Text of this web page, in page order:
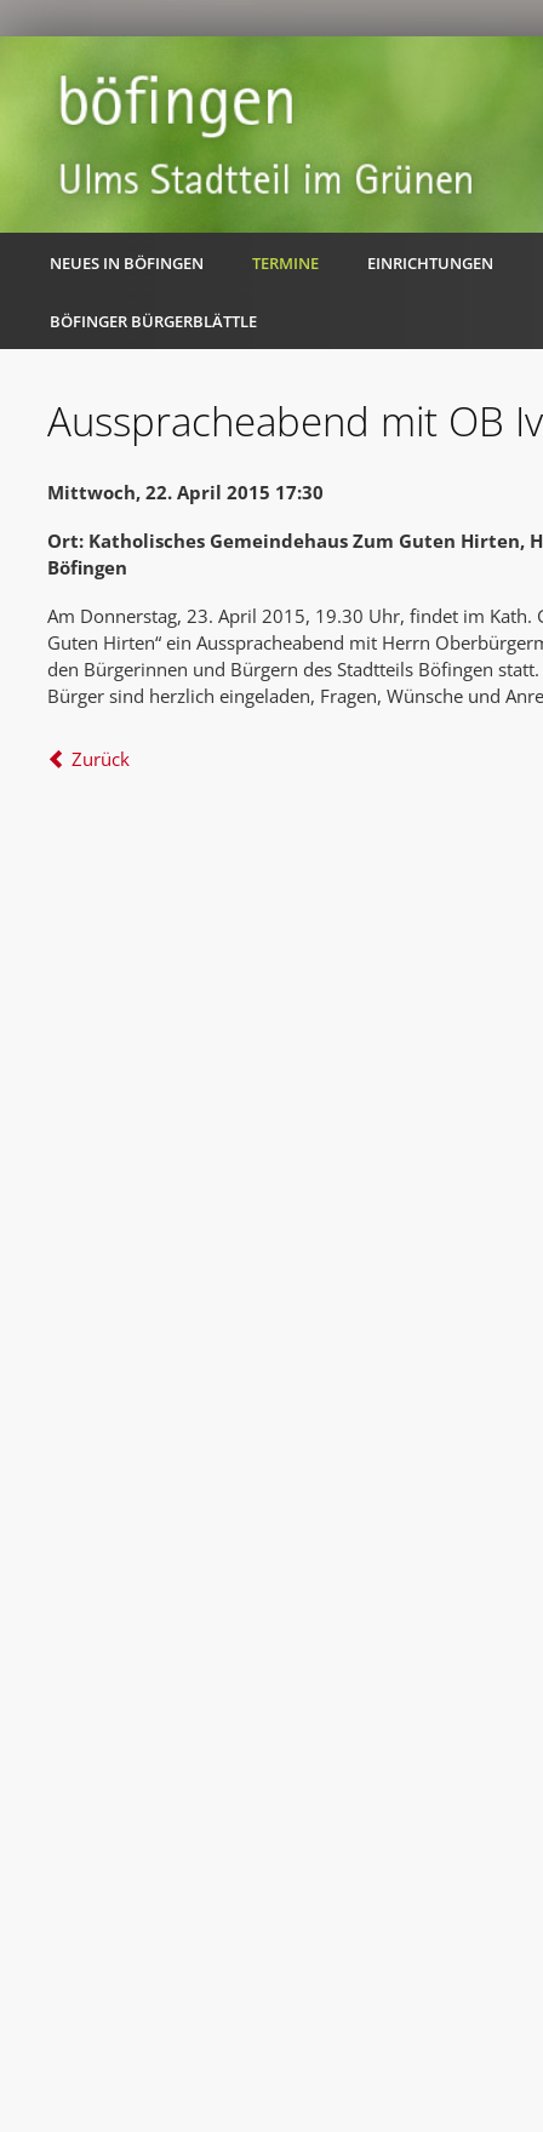
NEUES IN BÖFINGEN TERMINE EINRICHTUNGEN
BÖFINGER BÜRGERBLÄTTLE
Ausspracheabend mit OB
Mittwoch, 22. April 2015 17:30
Ort: Katholisches Gemeindehaus Zum Guten Hirten,
Böfingen
Am Donnerstag, 23. April 2015, 19.30 Uhr, findet im Kath.
Guten Hirten“ ein Ausspracheabend mit Herrn
den Bürgerinnen und Bürgern des Stadtteils Böfingen
Bürger sind herzlich eingeladen, Fragen, Wünsche und
Zurück